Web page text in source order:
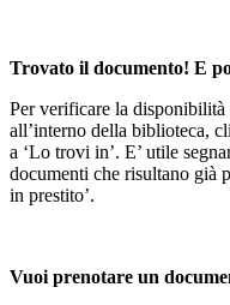
Trovato il documento! E
Per verificare la disponibilità
all’interno della biblioteca,
a ‘Lo trovi in’. E’ utile
documenti che risultano già
in prestito’.
Vuoi prenotare un